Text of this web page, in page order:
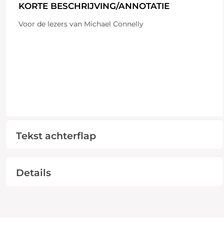
KORTE BESCHRIJVING/ANNOTATIE
Voor de lezers van Michael Connelly
Tekst achterflap
Details